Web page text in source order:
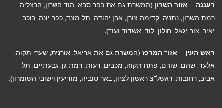
רעננה – אזור השרון (המשרת גם את כפר סבא, הוד השרון, הרצליה,
רמת השרון, נתניה, קדימה צורן, אבן יהודה, תל מונד, כפר יונה, כוכב
יאיר, צור יגאל, חולון, לוד, אשדוד ועוד).
ראש העין – אזור המרכז (המשרת גם את אריאל, אורנית, שערי תקוה,
אלעד, שהם, שוהם, פתח תקוה, מכבים, רעות, רמת גן, גבעתיים, תל
אביב, רחובות, ראשל"צ ראשון לציון, באר טוביה, מודיעין וישובי השומרון).